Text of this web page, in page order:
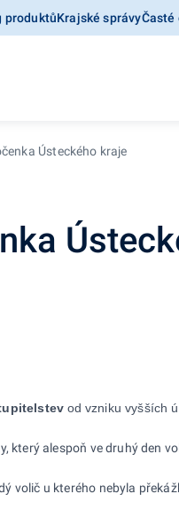
produktůKrajské správyČasté
Ústeckého kraje
od vzniku vyšších
kterýalespoň vedruhý den
volič u kterého nebyla